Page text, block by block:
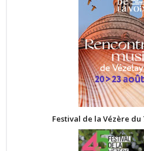
Festival de la Vézère